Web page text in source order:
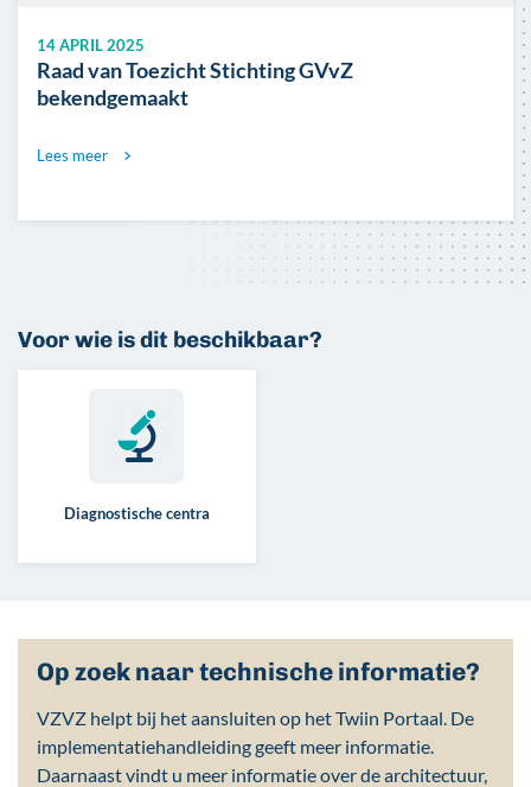
14 APRIL 2025
Raad van Toezicht Stichting GVvZ
bekendgemaakt
Lees meer
Voor wie is dit beschikbaar?
Diagnostische centra
Op zoek naar technische informatie?
VZVZ helpt bij het aansluiten op het Twiin Portaal. De
implementatiehandleiding geeft meer informatie.
Daarnaast vindt u meer informatie over de architectuur,